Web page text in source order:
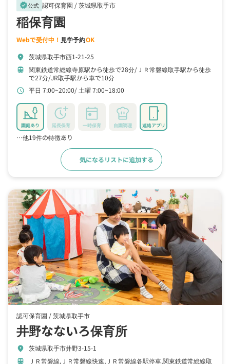
verified公式 認可保育園 /茨城県取手市
稲保育園
Webで受付中！ 見学予約OK
location_on 茨城県取手市西1-21-25
train 関東鉄道常総線寺原駅から徒歩で28分
ＪＲ常磐線取手駅から徒歩
で27分 JR取手駅から車で10分
schedule 平日 7:00~20:00 土曜 7:00~18:00
園庭あり 延長保育 一時保育 自園調理 連絡アプリ
…他19件の特徴あり
気になるリストに追加する
認可保育園 /茨城県取手市
井野なないろ保育所
location_on 茨城県取手市井野3-15-1
train ＪＲ常磐線,ＪＲ常磐線快速,ＪＲ常磐線各駅停車,関東鉄道常総線取